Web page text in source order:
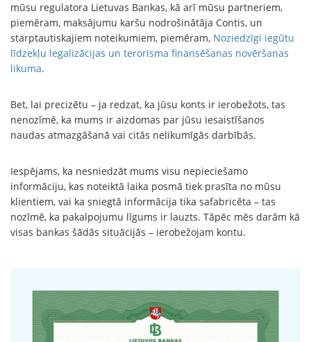
mūsu regulatora Lietuvas Bankas, kā arī mūsu partneriem,
piemēram, maksājumu karšu nodrošinātāja Contis, un
starptautiskajiem noteikumiem, piemēram, Noziedzīgi iegūtu
līdzekļu legalizācijas un terorisma finansēšanas novēršanas
likuma.
Bet, lai precizētu – ja redzat, ka jūsu konts ir ierobežots, tas
nenozīmē, ka mums ir aizdomas par jūsu iesaistīšanos
naudas atmazgāšanā vai citās nelikumīgās darbībās.
Iespējams, ka nesniedzāt mums visu nepieciešamo
informāciju, kas noteiktā laika posmā tiek prasīta no mūsu
klientiem, vai ka sniegtā informācija tika safabricēta – tas
nozīmē, ka pakalpojumu līgums ir lauzts. Tāpēc mēs darām kā
visas bankas šādās situācijās – ierobežojam kontu.